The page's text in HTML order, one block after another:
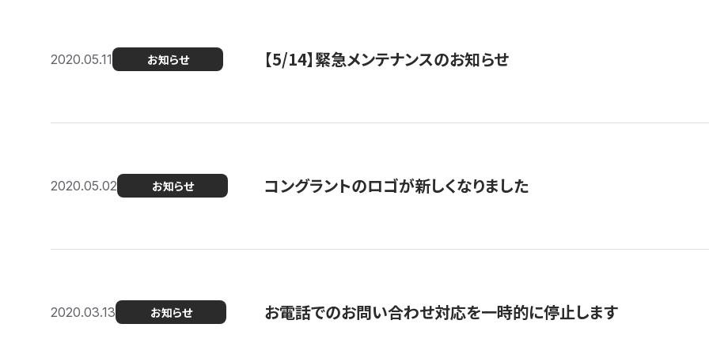
2020.05.11 お知らせ 【5/14】緊急メンテナンスのお知らせ
2020.05.02 お知らせ コングラントのロゴが新しくなりました
2020.03.13 お知らせ お電話でのお問い合わせ対応を一時的に停止します